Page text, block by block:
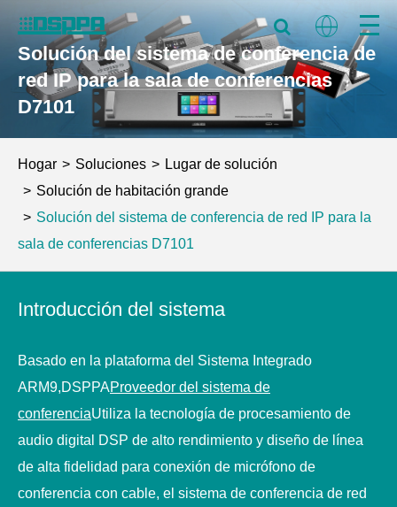
Solución del sistema de conferencia de
red IP para la sala de conferencias
D7101
Hogar Soluciones
Lugar de solución
Solución de habitación grande
Solución del sistema de conferencia de red IP para la
sala de conferencias D7101
Introducción del sistema
Basado en la plataforma del Sistema Integrado
ARM9,DSPPAProveedor del sistema de
conferenciaUtiliza la tecnología de procesamiento de
audio digital DSP de alto rendimiento y diseño de línea
de alta fidelidad para conexión de micrófono de
conferencia con cable, el sistema de conferencia de red